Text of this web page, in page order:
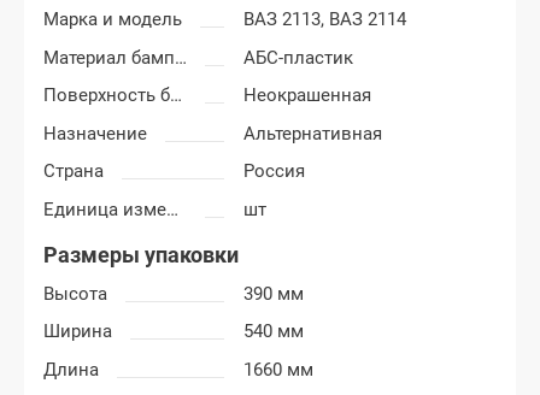
Марка и модель
ВАЗ 2113, ВАЗ 2114
Материал бампера
АБС-пластик
Поверхность бампера
Неокрашенная
Назначение
Альтернативная
Страна
Россия
Единица измерения
шт
Размеры упаковки
Высота
390 мм
Ширина
540 мм
Длина
1660 мм